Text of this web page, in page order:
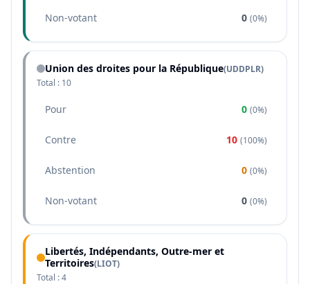
Non-votant 0 (0%)
Union des droites pour la République(UDDPLR)
Total : 10
Pour 0 (0%)
Contre 10 (100%)
Abstention 0 (0%)
Non-votant 0 (0%)
Libertés, Indépendants, Outre-mer et
Territoires(LIOT)
Total :4